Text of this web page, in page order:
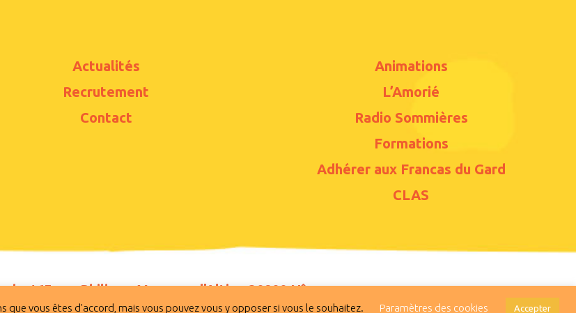
Actualités
Recrutement
Contact
Animations
L’Amorié
Radio Sommières
Formations
Adhérer aux Francas du Gard
CLAS
vous êtes d'accord, mais vous pouvez vous y opposer si vous le souhaitez. Paramètres des cookies Accepter
- 165 rue Philippe Maupas - l’Altis - 30900 Nîmes
-Mentions légales- Politique de confidentialité-Politique d'utilisation des cookies